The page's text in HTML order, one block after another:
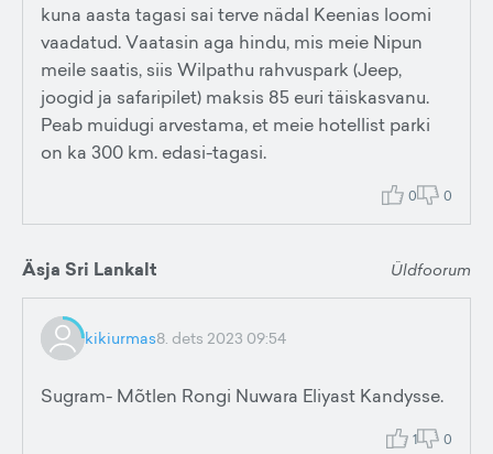
kuna aasta tagasi sai terve nädal Keenias loomi
vaadatud. Vaatasin aga hindu, mis meie Nipun
meile saatis, siis Wilpathu rahvuspark (Jeep,
joogid ja safaripilet) maksis 85 euri täiskasvanu.
Peab muidugi arvestama, et meie hotellist parki
on ka 300 km. edasi-tagasi.
0 0
Äsja Sri Lankalt Üldfoorum
kikiurmas8. dets 2023 09:54
Sugram- Mõtlen Rongi Nuwara Eliyast Kandysse.
1 0